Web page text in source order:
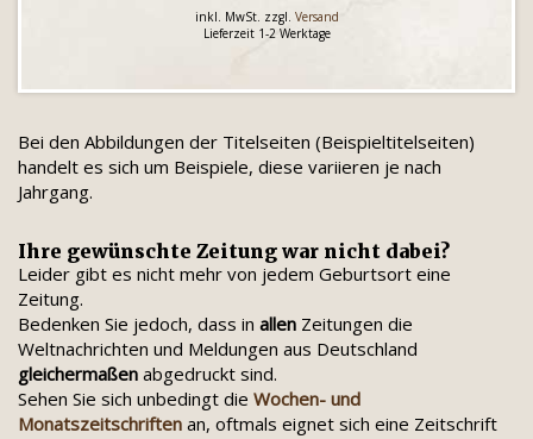
inkl. MwSt. zzgl. Versand
Lieferzeit 1-2 Werktage
Bei den Abbildungen der Titelseiten (Beispieltitelseiten)
handelt es sich um Beispiele, diese variieren je nach
Jahrgang.
Ihre gewünschte Zeitung war nicht dabei?
Leider gibt es nicht mehr von jedem Geburtsort eine
Zeitung.
Bedenken Sie jedoch, dass in allen Zeitungen die
Weltnachrichten und Meldungen aus Deutschland
gleichermaßen abgedruckt sind.
Sehen Sie sich unbedingt die Wochen- und
Monatszeitschriften an, oftmals eignet sich eine Zeitschrift